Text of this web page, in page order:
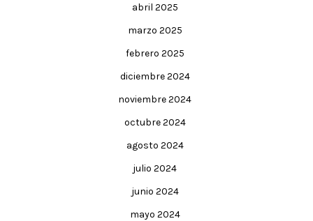
abril 2025
marzo 2025
febrero 2025
diciembre 2024
noviembre 2024
octubre 2024
agosto 2024
julio 2024
junio 2024
mayo 2024